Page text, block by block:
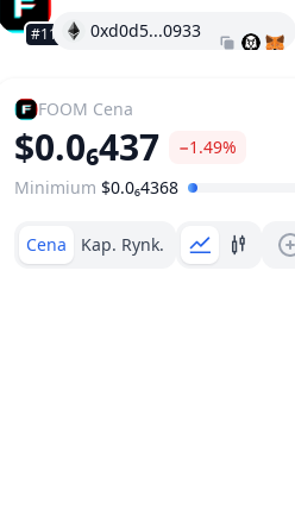
#1194 0xd0d5...0933
FOOM Cena
$0.0₆437 −1.49%
Zakres Cen
Minimium $0.0₆4368
Cena Kap. Rynk.